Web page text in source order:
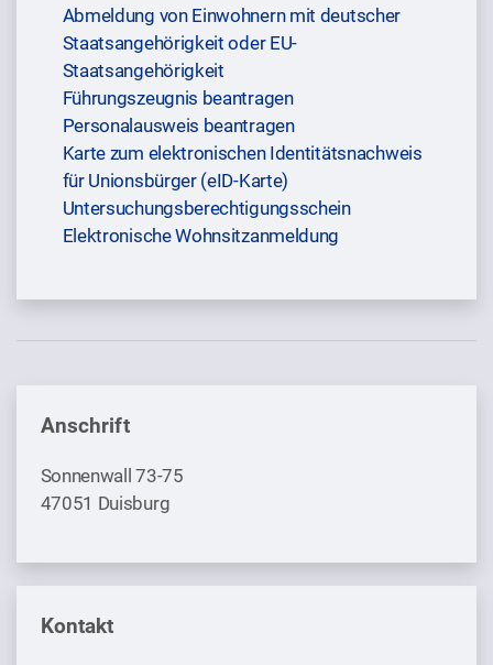
Abmeldung von Einwohnern mit deutscher
Staatsangehörigkeit oder EU-
Staatsangehörigkeit
Führungszeugnis beantragen
Personalausweis beantragen
Karte zum elektronischen Identitätsnachweis
für Unionsbürger (eID-Karte)
Untersuchungsberechtigungsschein
Elektronische Wohnsitzanmeldung
Anschrift
Sonnenwall 73-75
47051 Duisburg
Kontakt